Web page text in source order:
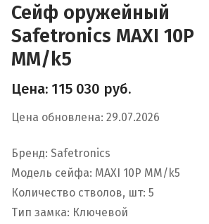
Сейф оружейный
Safetronics MAXI 10P
MM/k5
Цена: 115 030 руб.
Цена обновлена: 29.07.2026
Бренд: Safetronics
Модель сейфа: MAXI 10P MM/k5
Количество стволов, шт: 5
Тип замка: Ключевой